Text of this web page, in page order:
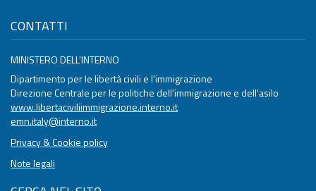
CONTATTI
MINISTERO DELL'INTERNO
Dipartimento per le libertà civili e l'immigrazione
Direzione Centrale per le politiche dell'immigrazione e dell'asilo
www.libertaciviliimmigrazione.interno.it
emn.italy@interno.it
Privacy & Cookie policy
Note legali